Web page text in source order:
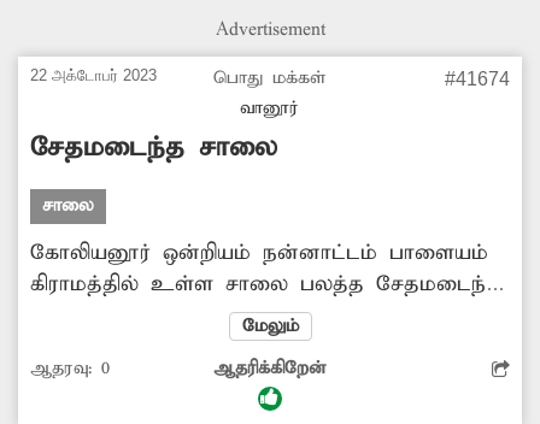
நடந்து கூட செல்ல முடியாமல்
வசதி ஏற்படுத்தி தர அதிகாரிகள் நடவடிக்கை
Advertisement
22 அக்டோபர் 2023
பொது மக்கள்
வானூர்
#41674
சேதமடைந்த சாலை
சாலை
கோலியனூர் ஒன்றியம் நன்னாட்டம் பாளையம்
கிராமத்தில் உள்ள சாலை பலத்த சேதமடைந்து
ஆங்காங்கே குண்டும், குழியுமாக
காணப்படுகிறது. மேலும் சாலையை கடந்து
செல்வதே வாகன ஓட்டிகளுக்கு பெரும் சவாலாக
உள்ளது. இதனால் இவ்வழியாக செல்லும்
மேலும்
ஆதரவு: 0 ஆதரிக்கிறேன்